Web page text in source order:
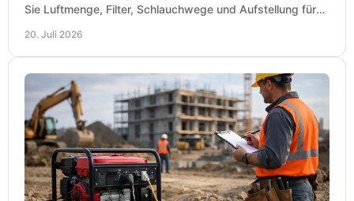
Sie Luftmenge, Filter, Schlauchwege und Aufstellung für
20. Juli 2026